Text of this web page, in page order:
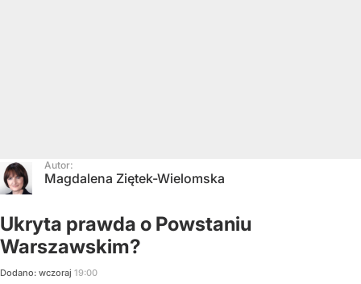
Autor:
Magdalena Ziętek-Wielomska
Ukryta prawda o Powstaniu
Warszawskim?
Dodano: wczoraj 19:00